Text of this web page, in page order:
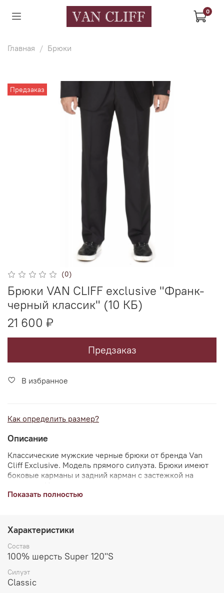
0
Главная Брюки
Предзаказ
(0)
Брюки VAN CLIFF exclusive "Франк-
черный классик" (10 КБ)
21 600 ₽
Предзаказ
В избранное
Как определить размер?
Описание
Классические мужские черные брюки от бренда Van
Cliff Exclusive. Модель прямого силуэта. Брюки имеют
боковые карманы и задний карман с застежкой на
Ткань гладкая, однотонная. В составе ткани –
коллекции Van Cliff Exclusive "Франк-черный классик"
(арт. A70235).
Показать полностью
Характеристики
Состав
100% шерсть Super 120"S
Силуэт
Classic